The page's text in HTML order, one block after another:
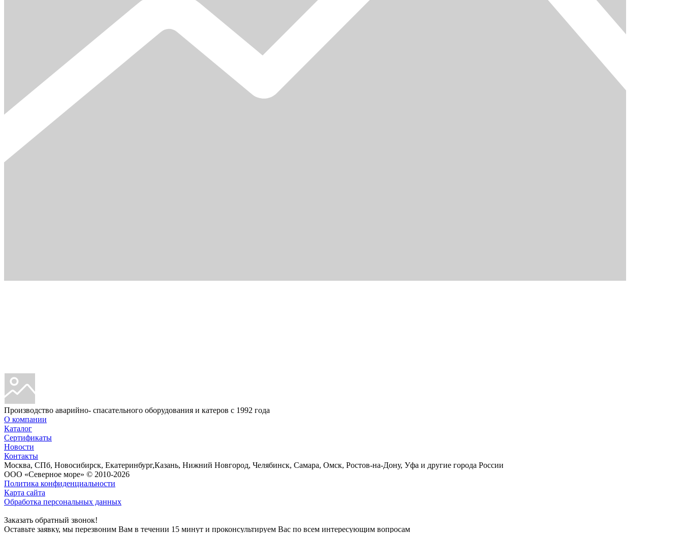
Производство аварийно- спасательного оборудования и катеров с 1992 года
О компании
Каталог
Сертификаты
Новости
Контакты
Москва, СПб, Новосибирск, Екатеринбург,Казань, Нижний Новгород, Челябинск, Самара, Омск, Ростов-на-Дону, Уфа и другие города России
ООО «Северное море» © 2010-2026
Политика конфиденциальности
Карта сайта
Обработка персональных данных
Заказать обратный звонок!
Оставьте заявку, мы перезвоним Вам в течении 15 минут и проконсультируем Вас по всем интересующим вопросам